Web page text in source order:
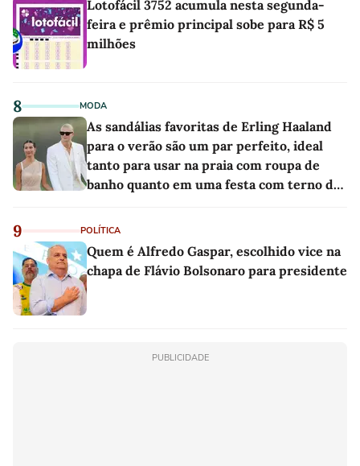
Lotofácil 3752 acumula nesta segunda-
feira e prêmio principal sobe para R$ 5
milhões
8 MODA
As sandálias favoritas de Erling Haaland
para o verão são um par perfeito, ideal
tanto para usar na praia com roupa de
banho quanto em uma festa com terno de
9 POLÍTICA
Quem é Alfredo Gaspar, escolhido vice na
chapa de Flávio Bolsonaro para presidente
PUBLICIDADE